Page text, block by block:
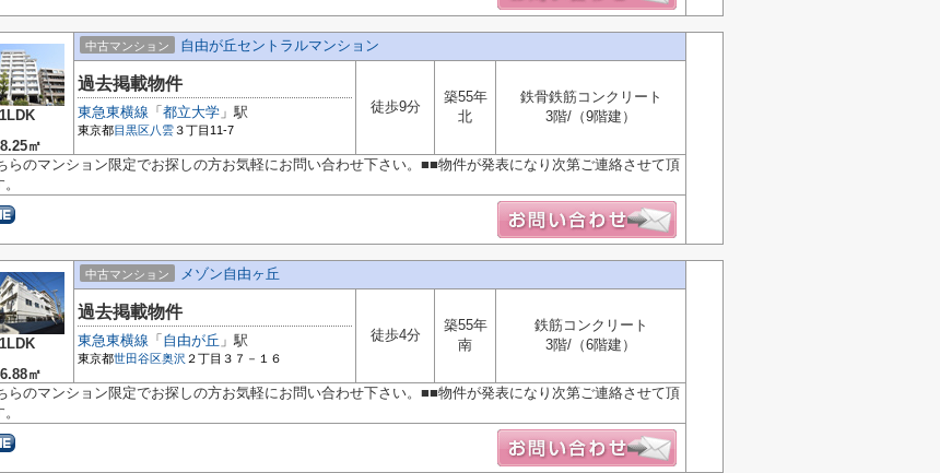
1LDK
㎡
中古マンション 自由が丘セントラルマンション
過去掲載物件
東急東横線 「 都立大学 」駅
東京都目黒区 八雲３丁目11-7
徒歩9分
築55年
北
鉄骨鉄筋コンクリート
3階/（9階建）
らのマンション限定でお探しの方お気軽にお問い合わせ下さい。■■物件が発表になり次第ご連絡させて頂
1LDK
㎡
中古マンション メゾン自由ヶ丘
過去掲載物件
東急東横線 「 自由が丘 」駅
東京都世田谷区奥沢 ２丁目３７－１６
徒歩4分
築55年
南
鉄筋コンクリート
3階/（6階建）
らのマンション限定でお探しの方お気軽にお問い合わせ下さい。■■物件が発表になり次第ご連絡させて頂